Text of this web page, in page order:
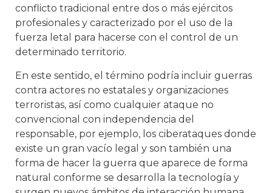
conflicto tradicional entre dos o más ejércitos
profesionales y caracterizado por el uso de la
fuerza letal para hacerse con el control de un
determinado territorio.
En este sentido, el término podría incluir guerras
contra actores no estatales y organizaciones
terroristas, así como cualquier ataque no
convencional con independencia del
responsable, por ejemplo, los ciberataques donde
existe un gran vacío legal y son también una
forma de hacer la guerra que aparece de forma
natural conforme se desarrolla la tecnología y